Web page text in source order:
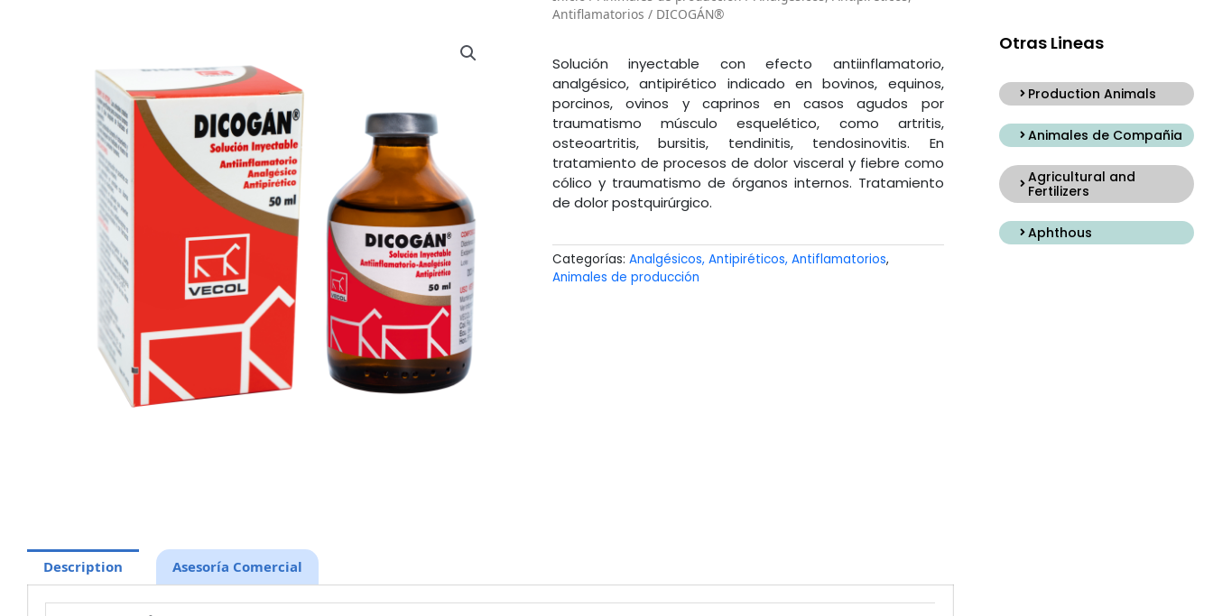
Antiflamatorios / DICOGÁN®
Solución inyectable con efecto antiinflamatorio,
analgésico, antipirético indicado en bovinos, equinos,
porcinos, ovinos y caprinos en casos agudos por
traumatismo músculo esquelético, como artritis,
osteoartritis, bursitis, tendinitis, tendosinovitis. En
tratamiento de procesos de dolor visceral y fiebre como
cólico y traumatismo de órganos internos. Tratamiento
de dolor postquirúrgico.
Categorías: Analgésicos, Antipiréticos, Antiflamatorios,
Animales de producción
Description Asesoría Comercial
Otras Lineas
Production Animals
Animales de Compañia
Agricultural and
Fertilizers
Aphthous